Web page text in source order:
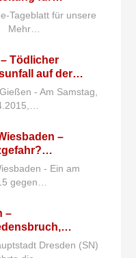
Tageblatt für unsere
Mehr…
Tödlicher
auf der…
- Am Samstag,
–
- Ein am
gegen…
–
Dresden (SN)